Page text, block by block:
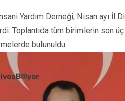
Yardım Derneği, Nisan ayı İl
Toplantıda tüm birimlerin son
bulunuldu.